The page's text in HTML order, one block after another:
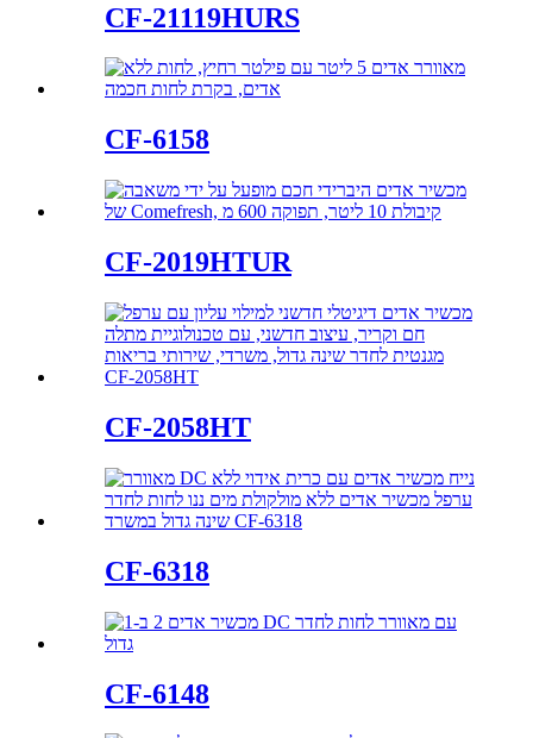
CF-21119HURS
CF-6158
CF-2019HTUR
CF-2058HT
CF-6318
CF-6148